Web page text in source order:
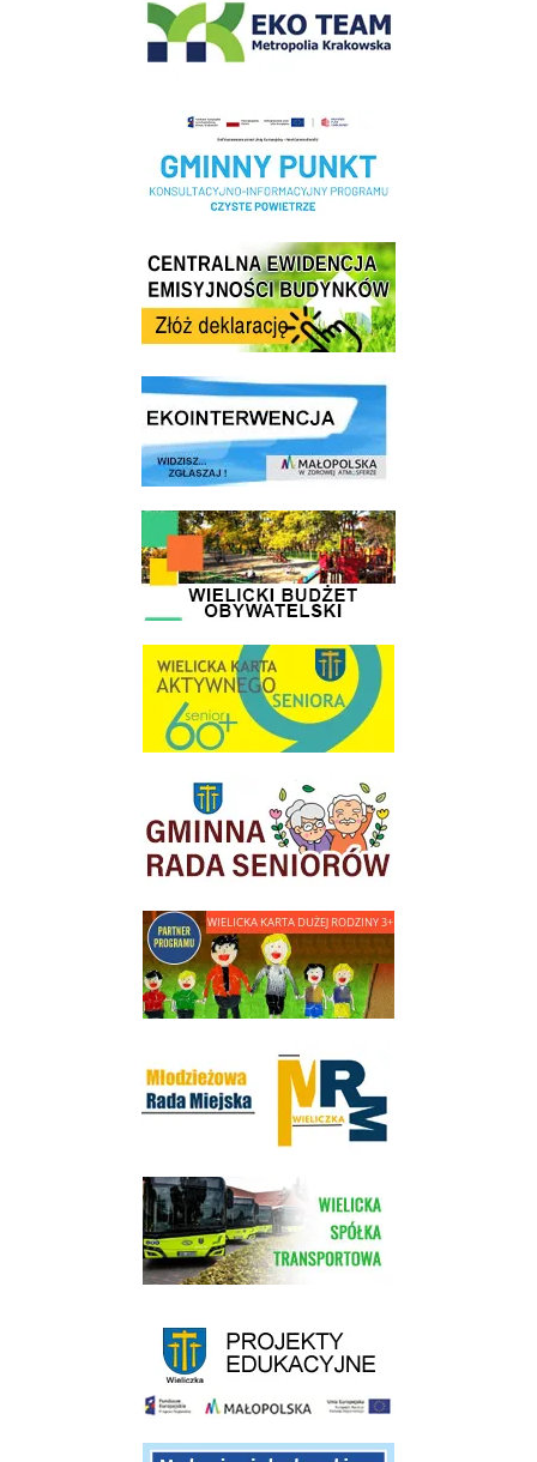
Realizacja Programu Czyste Powietrze w Gminie Wieliczka
Centrala Ewidencja Emisyjności Budynków - złóż deklarację
link do strony ekointerwencja dot.- powietrza
link do strony - Wielicki Budżet Obywatelski
link do strony Wielicka Karta Aktywnego Seniora
link do strony Gminnej Rady Seniorow - Wieliczka
link do strony - Wielicka Karta Dużej Rodziny
link do strony Wielickiej Spółki Transportowej
link do opisu projektu budowy linii kolejowej Krakow Rudzice